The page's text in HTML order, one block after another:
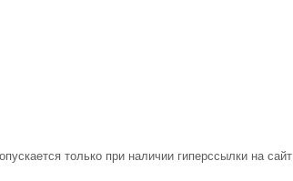
только при наличии гиперссылки на сайт